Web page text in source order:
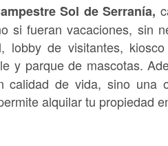
Sol de Serranía,
si fueran vacaciones, sin
lobby de visitantes,
y parque de mascotas.
calidad de vida, sino una
alquilar tu propiedad